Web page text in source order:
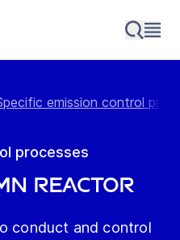
emission control
processes
reactor
conduct and control